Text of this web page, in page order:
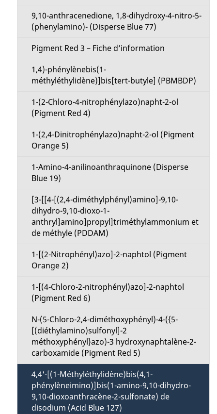
9,10-anthracenedione, 1,8-dihydroxy-4-nitro-5-
(phenylamino)- (Disperse Blue 77)
Pigment Red 3 – Fiche d’information
1,4)-phénylènebis(1-
méthyléthylidène)]bis[tert-butyle] (PBMBDP)
1-(2-Chloro-4-nitrophénylazo)napht-2-ol
(Pigment Red 4)
1-(2,4-Dinitrophénylazo)napht-2-ol (Pigment
Orange 5)
1-Amino-4-anilinoanthraquinone (Disperse
Blue 19)
[3-[[4-[(2,4-diméthylphényl)amino]-9,10-
dihydro-9,10-dioxo-1-
anthryl]amino]propyl]triméthylammonium et
de méthyle (PDDAM)
1-[(2-Nitrophényl)azo]-2-naphtol (Pigment
Orange 2)
1-[(4-Chloro-2-nitrophényl)azo]-2-naphtol
(Pigment Red 6)
N-(5-Chloro-2,4-diméthoxyphényl)-4-({5-
[(diéthylamino)sulfonyl]-2
méthoxyphényl}azo)-3 hydroxynaphtalène-2-
carboxamide (Pigment Red 5)
4,4'-[(1-Méthyléthylidène)bis(4,1-
phénylèneimino)]bis(1-amino-9,10-dihydro-
9,10-dioxoanthracène-2-sulfonate) de
disodium (Acid Blue 127)